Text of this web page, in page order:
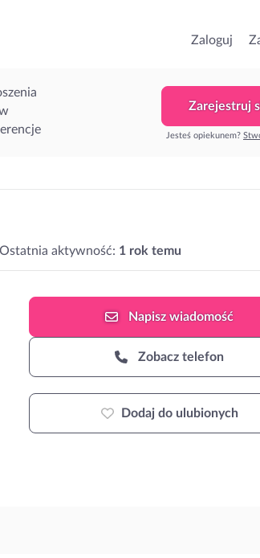
Zaloguj
Zarejestruj
Jesteś opiekunem?
Ostatnia aktywność: 1 rok temu
Napiszwiadomość
Zobacz telefon
Dodaj do ulubionych